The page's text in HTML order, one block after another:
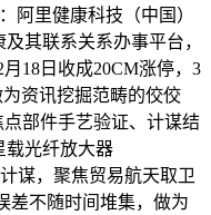
阿里健康科技（中国）
其联系关系办事平台，
18日收成20CM涨停，3
资讯挖掘范畴的佼佼
部件手艺验证、计谋结
载光纤放大器
谋，聚焦贸易航天取卫
差不随时间堆集，做为